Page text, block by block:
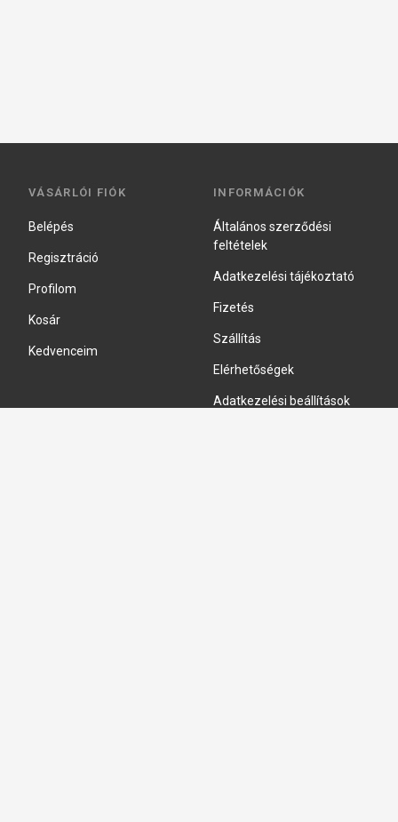
VÁSÁRLÓI FIÓK
Belépés
Regisztráció
Profilom
Kosár
Kedvenceim
INFORMÁCIÓK
Általános szerződési
feltételek
Adatkezelési tájékoztató
Fizetés
Szállítás
Elérhetőségek
Adatkezelési beállítások